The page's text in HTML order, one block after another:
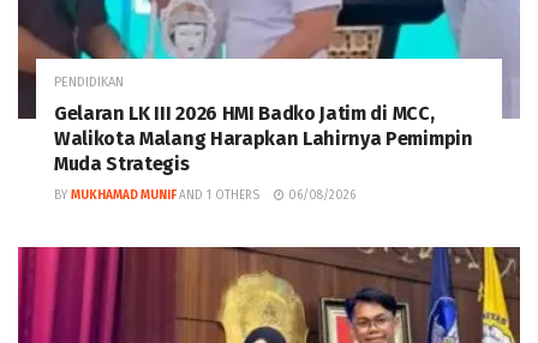
PENDIDIKAN
Gelaran LK III 2026 HMI Badko Jatim di MCC,
Walikota Malang Harapkan Lahirnya Pemimpin
Muda Strategis
BY MUKHAMAD MUNIF AND 1 OTHERS 06/08/2026